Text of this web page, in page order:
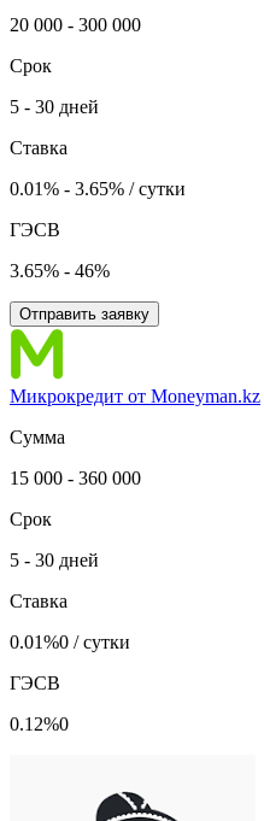
20 000 - 300 000
Срок
5 - 30 дней
Ставка
0.01% - 3.65% / сутки
ГЭСВ
3.65% - 46%
Отправить заявку
Микрокредит от Moneyman.kz
Сумма
15 000 - 360 000
Срок
5 - 30 дней
Ставка
0.01%0 / сутки
ГЭСВ
0.12%0